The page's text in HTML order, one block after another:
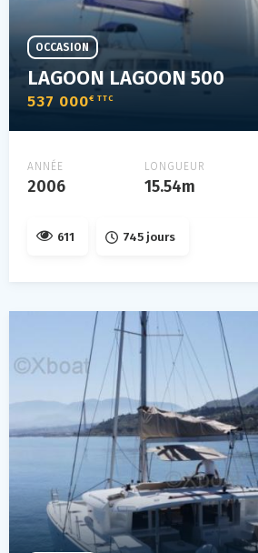
LAGOON LAGOON 500
537 000€ TTC
OCCASION
ANNÉE
2006
LONGUEUR
15.54m
611 745 jours